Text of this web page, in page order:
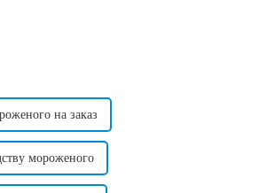
на заказ
мороженого